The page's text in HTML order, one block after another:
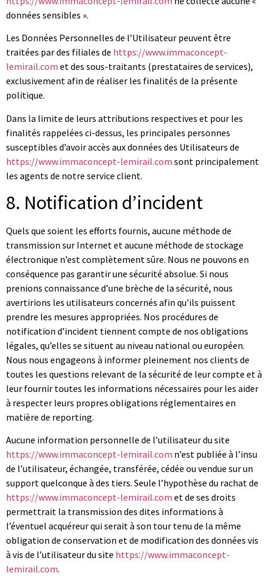
données sensibles ».
Les Données Personnelles de l’Utilisateur peuvent être
traitées par des filiales de https://www.immaconcept-
lemirail.com et des sous-traitants (prestataires de services),
exclusivement afin de réaliser les finalités de la présente
politique.
Dans la limite de leurs attributions respectives et pour les
finalités rappelées ci-dessus, les principales personnes
susceptibles d’avoir accès aux données des Utilisateurs de
https://www.immaconcept-lemirail.com sont principalement
les agents de notre service client.
8. Notification d’incident
Quels que soient les efforts fournis, aucune méthode de
transmission sur Internet et aucune méthode de stockage
électronique n’est complètement sûre. Nous ne pouvons en
conséquence pas garantir une sécurité absolue. Si nous
prenions connaissance d’une brèche de la sécurité, nous
avertirions les utilisateurs concernés afin qu’ils puissent
prendre les mesures appropriées. Nos procédures de
notification d’incident tiennent compte de nos obligations
légales, qu’elles se situent au niveau national ou européen.
Nous nous engageons à informer pleinement nos clients de
toutes les questions relevant de la sécurité de leur compte et à
leur fournir toutes les informations nécessaires pour les aider
à respecter leurs propres obligations réglementaires en
matière de reporting.
Aucune information personnelle de l’utilisateur du site
https://www.immaconcept-lemirail.com n’est publiée à l’insu
de l’utilisateur, échangée, transférée, cédée ou vendue sur un
support quelconque à des tiers. Seule l’hypothèse du rachat de
https://www.immaconcept-lemirail.com et de ses droits
permettrait la transmission des dites informations à
l’éventuel acquéreur qui serait à son tour tenu de la même
obligation de conservation et de modification des données vis
à vis de l’utilisateur du site https://www.immaconcept-
lemirail.com.